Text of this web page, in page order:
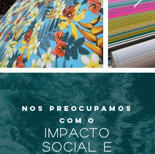
nos preocupamos
com o
impacto
sociale